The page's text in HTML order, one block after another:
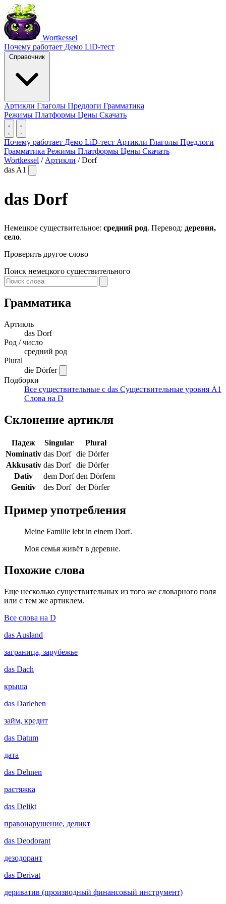
Wortkessel
Почему работает Демо LiD-тест
Справочник
Артикли Глаголы Предлоги Грамматика
Режимы Платформы Цены Скачать
Почему работает Демо LiD-тест Артикли Глаголы Предлоги
Грамматика Режимы Платформы Цены Скачать
Wortkessel / Артикли / Dorf
das A1
das Dorf
Немецкое существительное: средний род. Перевод: деревня,
село.
Проверить другое слово
Поиск немецкого существительного
Грамматика
Артикль
das Dorf
Род / число
средний род
Plural
die Dörfer
Подборки
Все существительные с das Существительные уровня A1
Слова на D
Склонение артикля
Падеж Singular
Plural
Nominativ das Dorf die Dörfer
Akkusativ das Dorf die Dörfer
Dativ
dem Dorf den Dörfern
Genitiv
des Dorf der Dörfer
Пример употребления
Meine Familie lebt in einem Dorf.
Моя семья живёт в деревне.
Похожие слова
Еще несколько существительных из того же словарного поля
или с тем же артиклем.
Все слова на D
das Ausland
заграница, зарубежье
das Dach
крыша
das Darlehen
займ, кредит
das Datum
дата
das Dehnen
растяжка
das Delikt
правонарушение, деликт
das Deodorant
дезодорант
das Derivat
дериватив (производный финансовый инструмент)